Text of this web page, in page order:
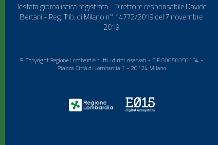
Testata giornalistica registrata - Direttore responsabile Davide
Bertani - Reg. Trib. di Milano n° 14772/2019 del 7 novembre
2019
© Copyright Regione Lombardia tutti i diritti riservati - C.F. 80050050154 -
Piazza Città di Lombardia 1 - 20124 Milano